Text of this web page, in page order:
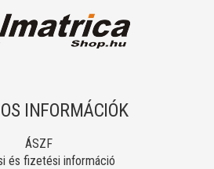
INFORMÁCIÓK
ÁSZF
és fizetési információ